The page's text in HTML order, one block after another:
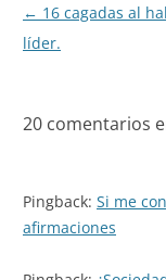
Navegación
de
← 16 cagadas al
líder.
20 comentarios
Pingback: Si me
afirmaciones